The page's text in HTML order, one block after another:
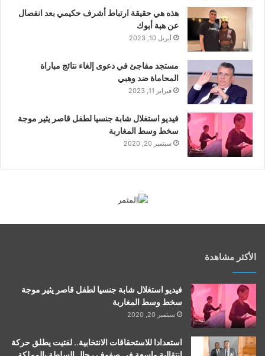
هذه هي حقيقة ارتباط أشرف حكيمي بعد انفصال
عن هبة أبوك
أبريل 10, 2023
مستجد مفاجئ في دعوى إلغاء نتائج مباراة
المحاماة ضد وهبي
فبراير 11, 2023
فيديو استغلال شابة جنسيا لطفل قاصر يثير موجة
سخط وسط المغاربة
سبتمبر 20, 2020
الأكثر مشاهدة
فيديو استغلال شابة جنسيا لطفل قاصر يثير موجة
سخط وسط المغاربة
سبتمبر 20, 2020
استعدادا للاستحقاقات الانتخابية.. لفتيت يطلق حركة